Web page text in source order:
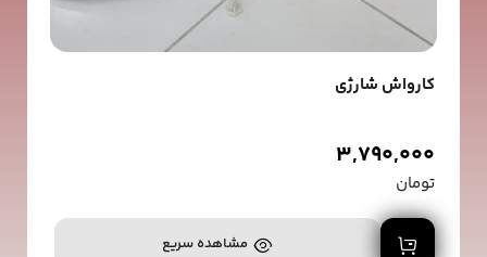
کارواش شارژی
3,790,000
تومان
افزودن به سبد خرید مشاهده سریع